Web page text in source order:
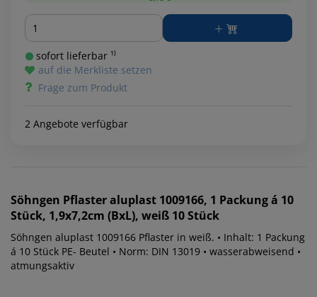
Menge
sofort lieferbar ¹⁾
auf die Merkliste setzen
Frage zum Produkt
2 Angebote verfügbar
Söhngen Pflaster aluplast 1009166, 1 Packung á 10
Stück, 1,9x7,2cm (BxL), weiß 10 Stück
Söhngen aluplast 1009166 Pflaster in weiß. • Inhalt: 1 Packung
á 10 Stück PE- Beutel • Norm: DIN 13019 • wasserabweisend •
atmungsaktiv